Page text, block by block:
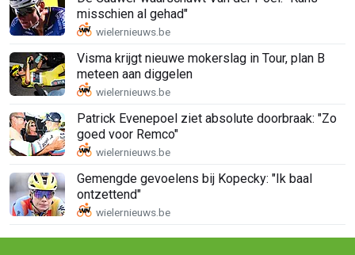
misschien al gehad"
Visma krijgt nieuwe mokerslag in Tour, plan B
meteen aan diggelen
Patrick Evenepoel ziet absolute doorbraak: "Zo
goed voor Remco"
Gemengde gevoelens bij Kopecky: "Ik baal
ontzettend"